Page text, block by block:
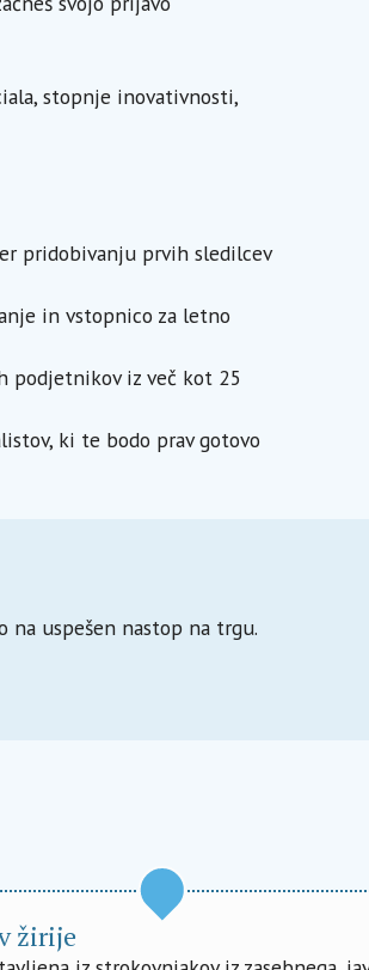
stopnje inovativnosti,
pridobivanju prvih sledilcev
in vstopnico za letno
podjetnikov iz več kot 25
ki te bodo prav gotovo
uspešen nastop na trgu.
žirije